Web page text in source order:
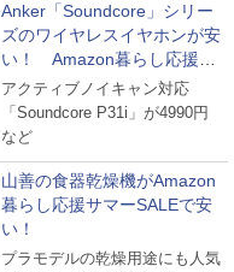
Anker「Soundcore」シリー
ズのワイヤレスイヤホンが安
い！ Amazon暮らし応援サ
マーSALE
アクティブノイキャン対応
「Soundcore P31i」が4990円
など
山善の食器乾燥機がAmazon
暮らし応援サマーSALEで安
い！
プラモデルの乾燥用途にも人気